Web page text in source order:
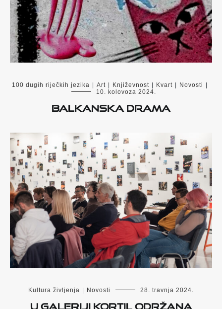
100 dugih riječkih jezika Art Književnost Kvart Novosti
10. kolovoza 2024.
BALKANSKA DRAMA
Kultura življenja Novosti 28. travnja 2024.
U galeriji Kortil održana